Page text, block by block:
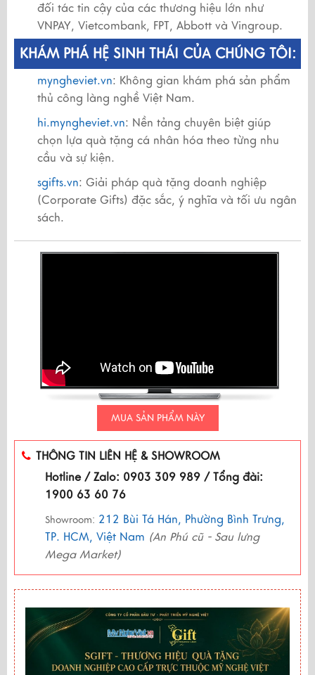
đối tác tin cậy của các thương hiệu lớn như
VNPAY, Vietcombank, FPT, Abbott và Vingroup.
KHÁM PHÁ HỆ SINH THÁI CỦA CHÚNG TÔI:
myngheviet.vn: Không gian khám phá sản phẩm
thủ công làng nghề Việt Nam.
hi.myngheviet.vn: Nền tảng chuyên biệt giúp
chọn lựa quà tặng cá nhân hóa theo từng nhu
cầu và sự kiện.
sgifts.vn: Giải pháp quà tặng doanh nghiệp
(Corporate Gifts) đặc sắc, ý nghĩa và tối ưu ngân
sách.
MUA SẢN PHẨM NÀY
THÔNG TIN LIÊN HỆ & SHOWROOM
Hotline / Zalo: 0903 309 989 / Tổng đài:
1900 63 60 76
Showroom: 212 Bùi Tá Hán, Phường Bình Trưng,
TP. HCM, Việt Nam (An Phú cũ - Sau lưng
Mega Market)